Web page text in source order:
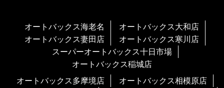
オートバックス海老名
オートバックス大和店
オートバックス妻田店
オートバックス寒川店
スーパーオートバックス十日市場
オートバックス稲城店
オートバックス多摩境店
オートバックス相模原店